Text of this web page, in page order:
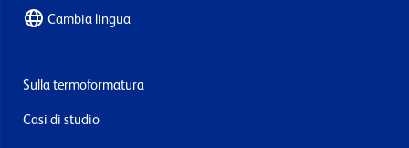
Cambia lingua
Sulla termoformatura
Casi di studio